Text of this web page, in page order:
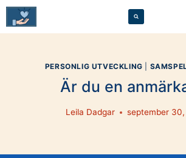
Skip
to
PERSONLIG UTVECKLING
Är du en
Leila Dadgar september